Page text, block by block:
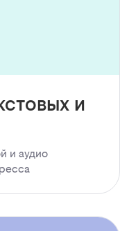
и
и аудио